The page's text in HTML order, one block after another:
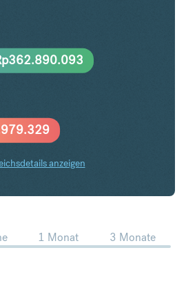
362.890.093
anzeigen
IDR Trends
1 Monat 3 Monate